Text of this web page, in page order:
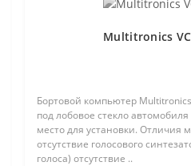
Multitronics
Бортовой компьютер
под лобовое стекло
место для установки. Отличия
отсутствие голосового
голоса) отсутствие ..